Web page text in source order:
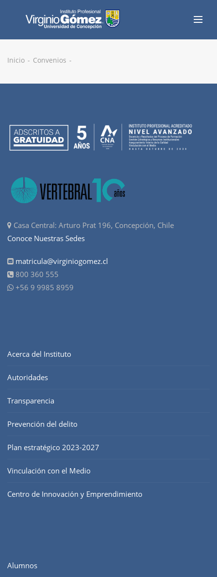
Inicio Convenios
Casa Central: Arturo Prat 196, Concepción, Chile
Conoce Nuestras Sedes
matricula@virginiogomez.cl
800 360 555
+56 9 9985 8959
Acerca del Instituto
Autoridades
Transparencia
Prevención del delito
Plan estratégico 2023-2027
Vinculación con el Medio
Centro de Innovación y Emprendimiento
Alumnos